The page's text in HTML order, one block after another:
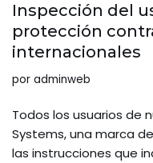
Inspección del
protección
internacionales
por adminweb
Todos los usuarios de
Systems, una marca
las instrucciones que